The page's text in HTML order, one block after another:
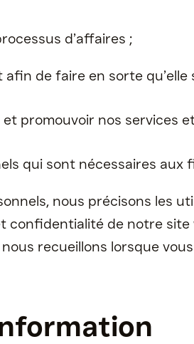
d’affaires ;
de faire en sorte qu’elle
promouvoir nos services
qui sont nécessaires aux
nous précisons les
confidentialité de notre
recueillons lorsque